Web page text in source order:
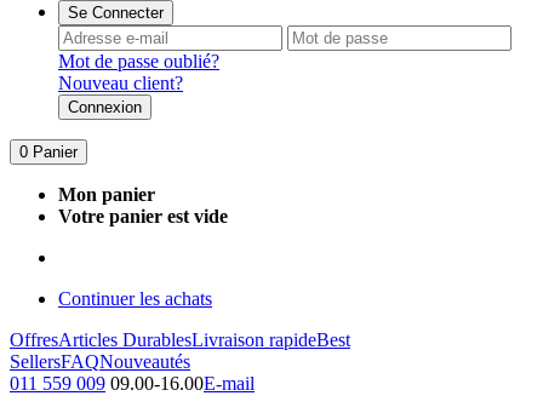
Se Connecter
Mot de passe oublié?
Nouveau client?
Connexion
0 Panier
Mon panier
Votre panier est vide
Continuer les achats
OffresArticles DurablesLivraison rapideBest
SellersFAQNouveautés
011 559 009 09.00-16.00E-mail